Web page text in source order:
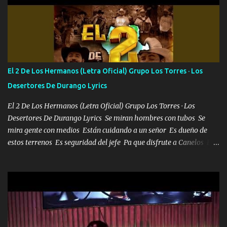
camisa es color Verde y peleam0s la Bandera por todita a la ciudad
con los drones patrullando la Frontera De Tijuana Bulevares
Bellas Artes me ve en las blancas ya hace falta mi APA FLACO
verde se le extraña pa que sepan Aquí Pura GENTE DE LA RANA 🐸
POR CLAVE ES EL CALI 4 EN LA CIUDAD TIJUANA Música Al
tirante andamos mi carnal atento a cualquier necesidad no porque
se ve limpio el camino nos confiamos al andar y nunca con la
misma piedra me vuelvo a tropezar Cuando ando de enamorado
en corto me tiró a per...
El 2 De Los Hermanos (Letra Oficial) Grupo Los Torres · Los
Desertores De Durango Lyrics
El 2 De Los Hermanos (Letra Oficial) Grupo Los Torres · Los
Desertores De Durango Lyrics Se miran hombres con tubos Se
mira gente con medios Están cuidando a un señor Es dueño de
estos terrenos Es seguridad del jefe Pa que disfrute a Canelos Es
ni tampoco las mujeres porque es platica de grandes por eso hay
que estar alegres doy las instrucciones para atender los deberes
Música Si es que salta algún problema de confianza tengo gente